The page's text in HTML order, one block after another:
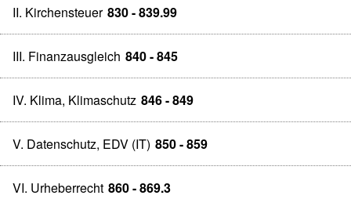
II. Kirchensteuer 830 - 839.99
III. Finanzausgleich 840 - 845
IV. Klima, Klimaschutz 846 - 849
V. Datenschutz, EDV (IT) 850 - 859
VI. Urheberrecht 860 - 869.3